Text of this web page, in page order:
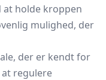
holde kroppen
mulighed, der
der er kendt for
regulere